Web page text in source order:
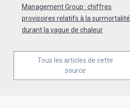
Management Group : chiffres
provisoires relatifs à la surmortalité
durant la vague de chaleur
Tous les articles de cette
source